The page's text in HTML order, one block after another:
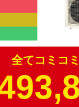
全てコミコ